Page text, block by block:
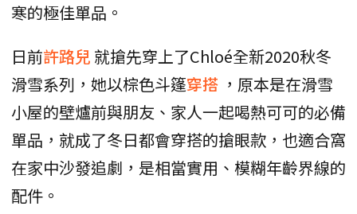
寒的極佳單品。
日前許路兒 就搶先穿上了Chloé全新2020秋冬
滑雪系列，她以棕色斗篷穿搭 ，原本是在滑雪
小屋的壁爐前與朋友、家人一起喝熱可可的必備
單品，就成了冬日都會穿搭的搶眼款，也適合窩
在家中沙發追劇，是相當實用、模糊年齡界線的
配件。